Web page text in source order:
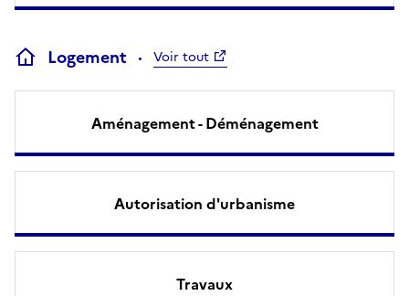
Logement Voir tout
Aménagement - Déménagement
Autorisation d'urbanisme
Travaux